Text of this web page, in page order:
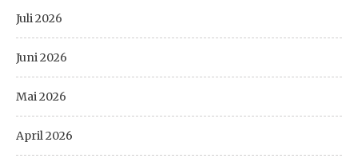
Juli 2026
Juni 2026
Mai 2026
April 2026